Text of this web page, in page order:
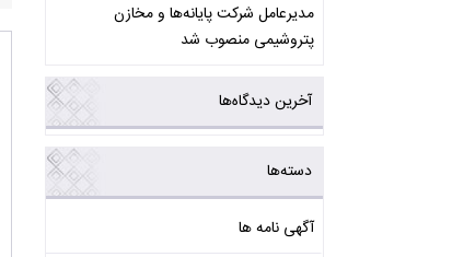
مدیرعامل شرکت پایانه‌ها و مخازن
پتروشیمی منصوب شد
آخرین دیدگاه‌ها
دسته‌ها
آگهی نامه ها